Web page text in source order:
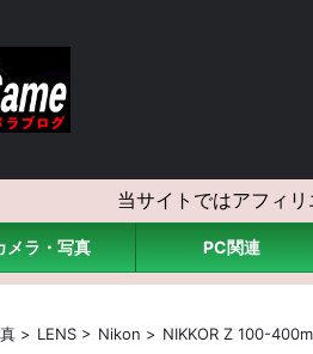
当サイトではアフィ
メラ・写真 PC関連
> LENS > Nikon > NIKKOR Z 100-